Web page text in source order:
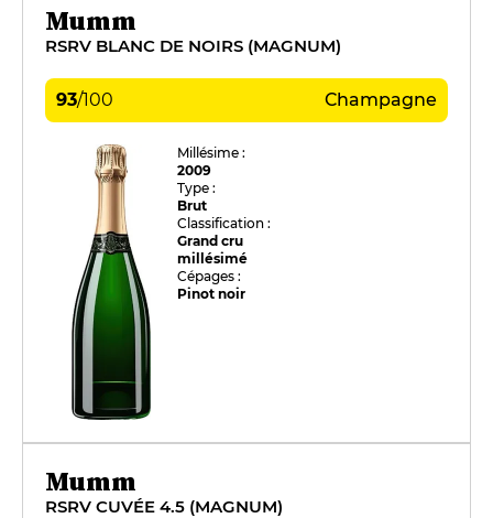
Mumm
RSRV BLANC DE NOIRS (MAGNUM)
93/100 Champagne
Millésime :
2009
Type :
Brut
Classification :
Grand cru
millésimé
Cépages :
Pinot noir
Mumm
RSRV CUVÉE 4.5 (MAGNUM)